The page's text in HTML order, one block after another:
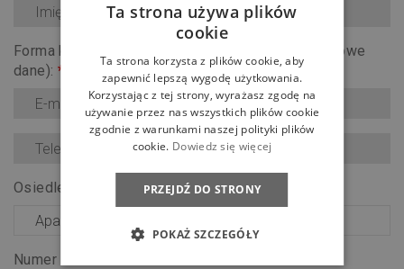
Forma kontaktu (upewnij się, że wpisałeś prawidłowe
dane): *
Osiedle:
Numer lokalu:
Ta strona używa plików
cookie
Ta strona korzysta z plików cookie, aby
zapewnić lepszą wygodę użytkowania.
Korzystając z tej strony, wyrażasz zgodę na
używanie przez nas wszystkich plików cookie
zgodnie z warunkami naszej polityki plików
cookie. Dowiedz się więcej
PRZEJDŹ DO STRONY
POKAŻ SZCZEGÓŁY